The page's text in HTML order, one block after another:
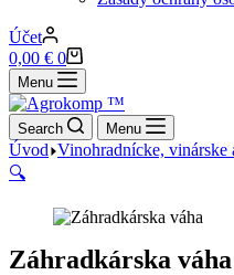
Účet
Nákupný
košík
0,00 € 0
Menu
Search Menu
Úvod Vinohradnícke, vinárske
🔍
Záhradkárska váha